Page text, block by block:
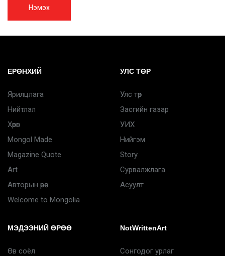
Нэмэх
ЕРӨНХИЙ
Ярилцлага
Нийтлэл
Хөрөг
Mongol Made
Magazine Quote
Art
Авторын өрөө
Welcome to Mongolia
УЛС ТӨР
Улс төр
Засгийн газар
УИХ
Нийгэм
Story
Сурвалжлага
Асуулт
МЭДЭЭНИЙ ӨРӨӨ
Өв соёл
NotWrittenArt
Сонгодог урлаг